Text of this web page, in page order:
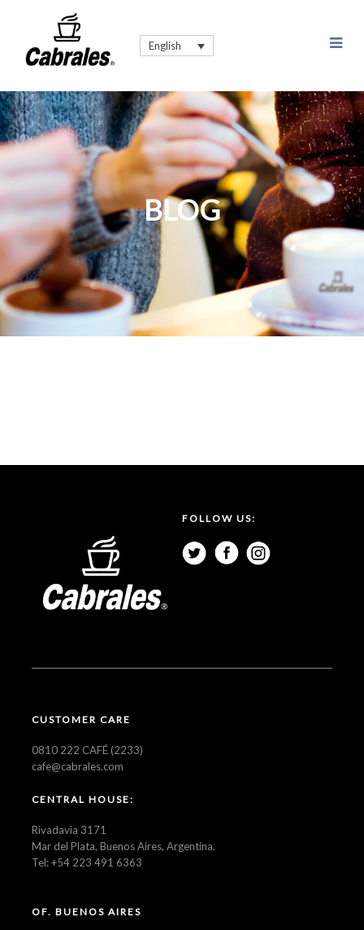
English
BLOG
FOLLOW US:
CUSTOMER CARE
0810 222 CAFÉ (2233)
cafe@cabrales.com
CENTRAL HOUSE:
Rivadavia 3171
Mar del Plata, Buenos Aires, Argentina.
Tel: +54 223 491 6363
OF. BUENOS AIRES